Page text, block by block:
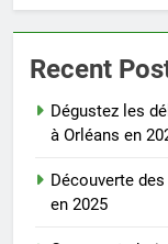
Recent
Dégustez les
à Orléans en
Découverte
en 2025